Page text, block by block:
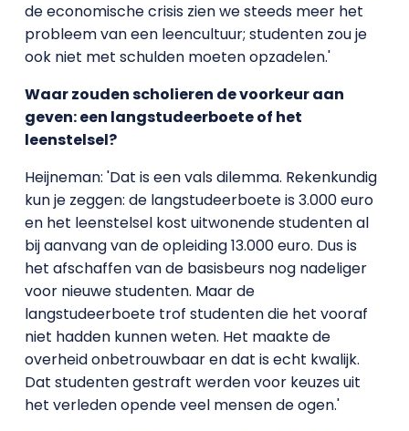
de economische crisis zien we steeds meer het
probleem van een leencultuur; studenten zou je
ook niet met schulden moeten opzadelen.'
Waar zouden scholieren de voorkeur aan
geven: een langstudeerboete of het
leenstelsel?
Heijneman: 'Dat is een vals dilemma. Rekenkundig
kun je zeggen: de langstudeerboete is 3.000 euro
en het leenstelsel kost uitwonende studenten al
bij aanvang van de opleiding 13.000 euro. Dus is
het afschaffen van de basisbeurs nog nadeliger
voor nieuwe studenten. Maar de
langstudeerboete trof studenten die het vooraf
niet hadden kunnen weten. Het maakte de
overheid onbetrouwbaar en dat is echt kwalijk.
Dat studenten gestraft werden voor keuzes uit
het verleden opende veel mensen de ogen.'